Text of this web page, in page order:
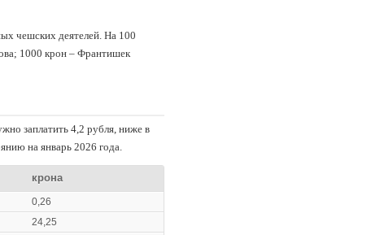
чешских деятелей. На 100
1000 крон – Франтишек
заплатить 4,2 рубля, ниже в
на январь 2026 года.
крона
0,26
24,25